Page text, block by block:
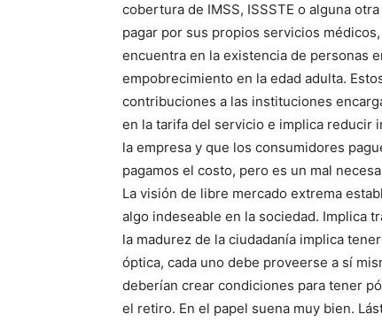
cobertura de IMSS, ISSSTE o alguna
pagar por sus propios servicios
encuentra en la existencia de personas
empobrecimiento en la edad adulta.
contribuciones a las instituciones
en la tarifa del servicio e implica reducir
la empresa y que los consumidores
pagamos el costo, pero es un mal
La visión de libre mercado extrema
algo indeseable en la sociedad. Implica
la madurez de la ciudadanía implica
óptica, cada uno debe proveerse a sí
deberían crear condiciones para tener
el retiro. En el papel suena muy bien.